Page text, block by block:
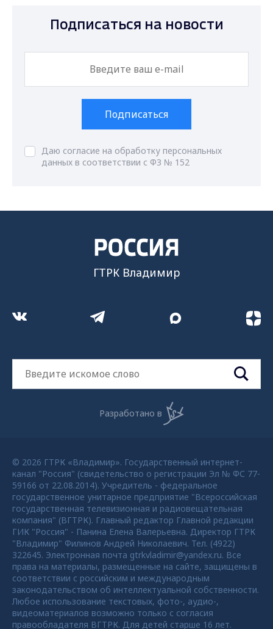
Подписаться на новости
Подписаться
Даю согласие на обработку персональных
данных в соответствии с ФЗ № 152
ГТРК Владимир
Разработано в
© 2026 ГТРК «Владимир». Государственный интернет-
канал "Россия" (свидетельство о регистрации Эл № ФС 77-
59166 от 22.08.2014). Учредитель - федеральное
государственное унитарное предприятие "Всероссийская
государственная телевизионная и радиовещательная
компания" (ВГТРК). Главный редактор Главной редакции
ГИК "Россия" - Панина Елена Валерьевна. Директор ГТРК
"Владимир" Филинов Андрей Николаевич. Тел. (4922)
322645. Электронная почта gtrkvladimir@yandex.ru. Все
права на материалы, размещенные на сайте, защищены в
соответствии с российским и международным
законодательством об интеллектуальной собственности.
Любое использование текстовых, фото-, аудио-,
видеоматериалов возможно только с согласия
правообладателя ВГТРК. Для детей старше 16 лет.